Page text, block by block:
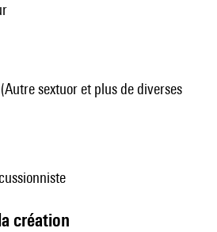
sextuor et plus de diverses
création